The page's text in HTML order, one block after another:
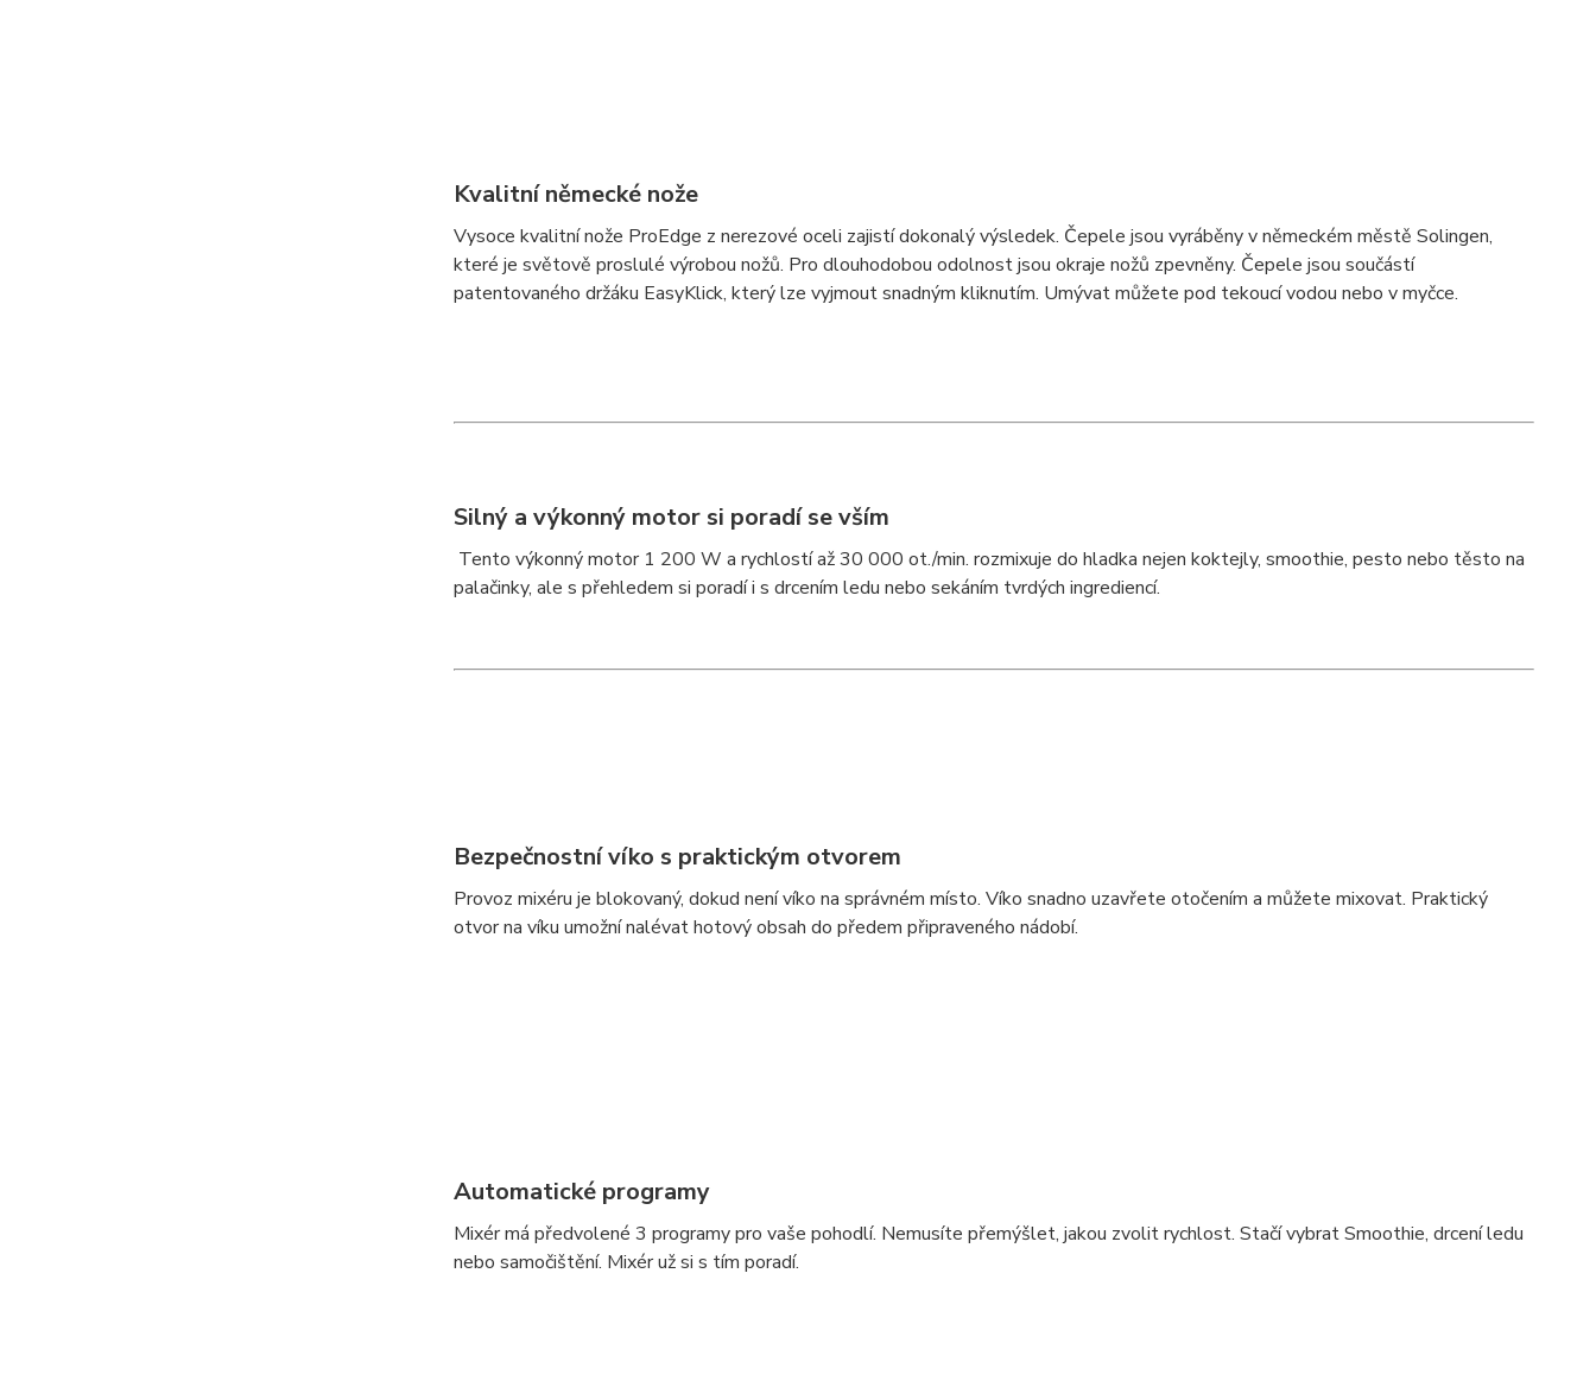
Kvalitní německé nože
Vysoce kvalitní nože ProEdge z nerezové oceli zajistí dokonalý výsledek. Čepele jsou vyráběny v německém městě Solingen,
které je světově proslulé výrobou nožů. Pro dlouhodobou odolnost jsou okraje nožů zpevněny. Čepele jsou součástí
patentovaného držáku EasyKlick, který lze vyjmout snadným kliknutím. Umývat můžete pod tekoucí vodou nebo v myčce.
Silný a výkonný motor si poradí se vším
Tento výkonný motor 1 200 W a rychlostí až 30 000 ot./min. rozmixuje do hladka nejen koktejly, smoothie, pesto nebo těsto na
palačinky, ale s přehledem si poradí i s drcením ledu nebo sekáním tvrdých ingrediencí.
Bezpečnostní víko s praktickým otvorem
Provoz mixéru je blokovaný, dokud není víko na správném místo. Víko snadno uzavřete otočením a můžete mixovat. Praktický
otvor na víku umožní nalévat hotový obsah do předem připraveného nádobí.
Automatické programy
Mixér má předvolené 3 programy pro vaše pohodlí. Nemusíte přemýšlet, jakou zvolit rychlost. Stačí vybrat Smoothie, drcení ledu
nebo samočištění. Mixér už si s tím poradí.